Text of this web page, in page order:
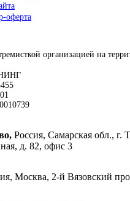
оферта
организацией на
Россия, Самарская обл., г.
д. 82, офис 3
Москва, 2-й Вязовский